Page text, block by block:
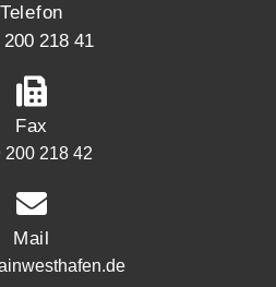
Telefon
200 218 41
Fax
200 218 42
Mail